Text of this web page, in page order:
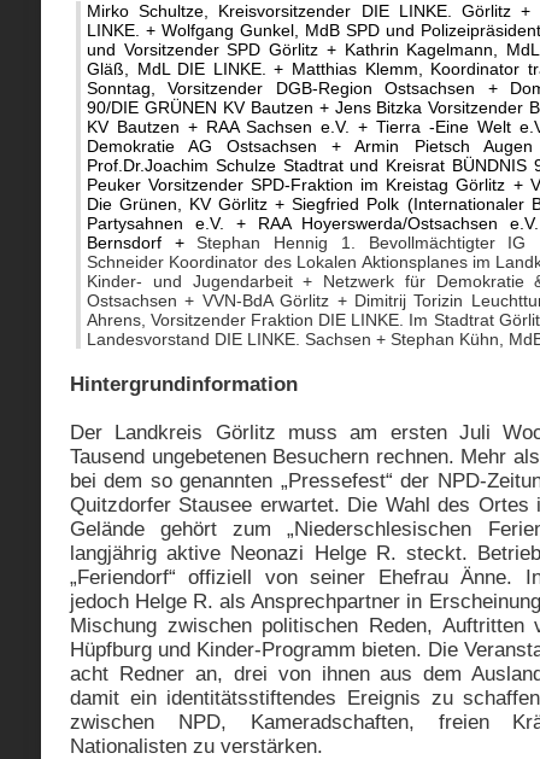
Mirko Schultze, Kreisvorsitzender DIE LINKE. Görlitz
LINKE. + Wolfgang Gunkel, MdB SPD und
und Vorsitzender SPD Görlitz + Kathrin Kagelmann,
Gläß, MdL DIE LINKE. + Matthias Klemm, Koordinator
Sonntag, Vorsitzender DGB-Region Ostsachsen +
90/DIE GRÜNEN KV Bautzen + Jens BitzkaVorsitzender
KV Bautzen + RAA Sachsen e.V. + Tierra -Eine Welt
Demokratie AG Ostsachsen + Armin Pietsch
Prof.Dr.Joachim Schulze Stadtrat und Kreisrat BÜNDNIS
Peuker Vorsitzender SPD-Fraktion im Kreistag Görlitz +
Die Grünen, KV Görlitz + Siegfried Polk (Internationaler
Partysahnen e.V. + RAA Hoyerswerda/Ostsachsen
Bernsdorf +Stephan Hennig 1. Bevollmächtigter
Schneider Koordinator des Lokalen Aktionsplanes im
Kinder- und Jugendarbeit + Netzwerk für Demokratie
Ostsachsen + VVN-BdA Görlitz + Dimitrij Torizin
Ahrens, Vorsitzender Fraktion DIE LINKE. Im Stadtrat
Landesvorstand DIE LINKE. Sachsen + Stephan Kühn,
Hintergrundinformation
Der Landkreis Görlitz muss am ersten Juli
Tausend ungebetenen Besuchern rechnen. Mehr
bei dem so genannten „Pressefest“ der NPD-
Quitzdorfer Stausee erwartet. Die Wahl des
Gelände gehört zum „Niederschlesischen
langjährig aktive Neonazi Helge R. steckt.
„Feriendorf“ offiziell von seiner Ehefrau Änne.
jedoch Helge R. als Ansprechpartner in
Mischung zwischen politischen Reden, Auftritten
Hüpfburg und Kinder-Programm bieten. Die
acht Redner an, drei von ihnen aus dem
damit ein identitätsstiftendes Ereignis zu
zwischen NPD, Kameradschaften, freien
Nationalisten zu verstärken.